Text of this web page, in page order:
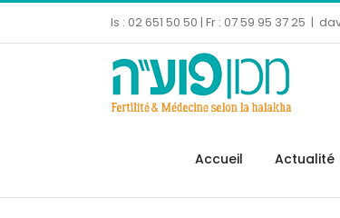
Is : 02 651 50 50 | Fr : 07 59 95 37 25 |
Accueil Actualité